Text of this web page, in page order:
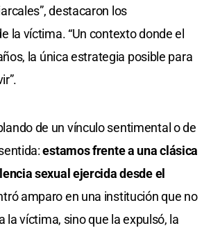
destacaron los
la víctima. “Un contexto donde el
la única estrategia posible para
de un vínculo sentimental o de
estamos frente a una clásica
sexual ejercida desde el
amparo en una institución que no
la víctima, sino que la expulsó, la